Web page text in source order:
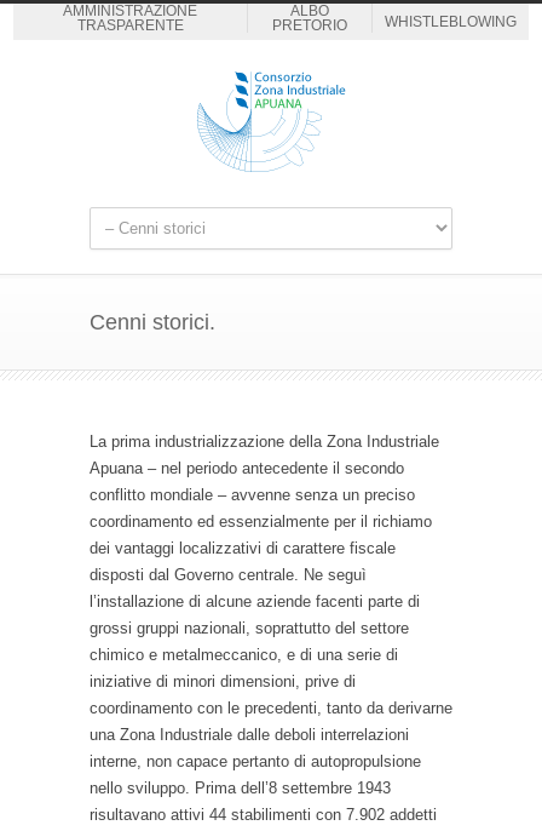
AMMINISTRAZIONE
TRASPARENTE
ALBO
PRETORIO
WHISTLEBLOWING
Cenni storici.
La prima industrializzazione della Zona Industriale
Apuana – nel periodo antecedente il secondo
conflitto mondiale – avvenne senza un preciso
coordinamento ed essenzialmente per il richiamo
dei vantaggi localizzativi di carattere fiscale
disposti dal Governo centrale. Ne seguì
l’installazione di alcune aziende facenti parte di
grossi gruppi nazionali, soprattutto del settore
chimico e metalmeccanico, e di una serie di
iniziative di minori dimensioni, prive di
coordinamento con le precedenti, tanto da derivarne
una Zona Industriale dalle deboli interrelazioni
interne, non capace pertanto di autopropulsione
nello sviluppo. Prima dell’8 settembre 1943
risultavano attivi 44 stabilimenti con 7.902 addetti